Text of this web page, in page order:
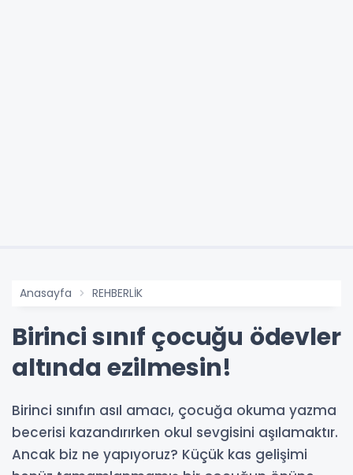
Anasayfa REHBERLİK
Birinci sınıf çocuğu ödevler
altında ezilmesin!
Birinci sınıfın asıl amacı, çocuğa okuma yazma
becerisi kazandırırken okul sevgisini aşılamaktır.
Ancak biz ne yapıyoruz? Küçük kas gelişimi